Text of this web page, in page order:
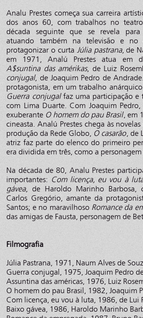
Analu Prestes começa sua carreira
dos anos 60, com trabalhos no
década seguinte que se revela
atuando também na televisão e no
protagonizar o curta Júlia pastrana, de
em 1971, Analú Prestes atua em
A$suntina das amérikas, de Luiz
conjugal, de Joaquim Pedro de
protagonista, em um trabalho
Guerra conjugalfaz uma participação e
com Lima Duarte. Com Joaquim
exuberante O homem do pau Brasil, em
cineasta. Analú Prestes chega às
produção da Rede Globo, O casarão, de
atriz faz parte do elenco do primeiro
era dividida em três, como a
Na década de 80, Analu Prestes
importantes: Com licença, eu vou à
gávea, de Haroldo Marinho
Carlos Gregório, amante da
Santos; e no maravilhoso Romance da
das amigas de Fausta, personagem de
Filmografia
Júlia Pastrana, 1971, Naum Alves de
Guerra conjugal, 1975, Joaquim Pedro
Assuntina das américas, 1976, Luiz
O homem do pau Brasil, 1982, Joaquim
Com licença, eu vou à luta, 1986, de Lui
Baixo gávea, 1986, Haroldo Marinho